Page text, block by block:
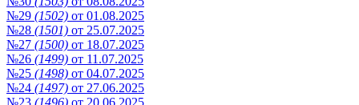
№29 (1502) от 01.08.2025
№28 (1501) от 25.07.2025
№27 (1500) от 18.07.2025
№26 (1499) от 11.07.2025
№25 (1498) от 04.07.2025
№24 (1497) от 27.06.2025
№23 (1496) от 20.06.2025